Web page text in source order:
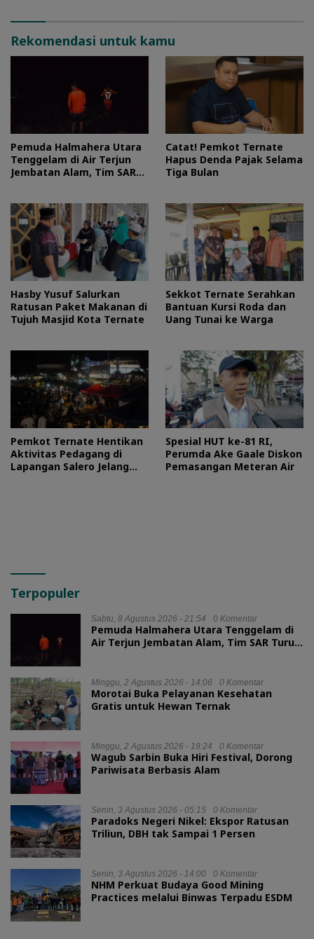
Rekomendasi untuk kamu
Pemuda Halmahera Utara
Tenggelam di Air Terjun
Jembatan Alam, Tim SAR
Catat! Pemkot Ternate
Hapus Denda Pajak Selama
Tiga Bulan
Hasby Yusuf Salurkan
Ratusan Paket Makanan di
Tujuh Masjid Kota Ternate
Sekkot Ternate Serahkan
Bantuan Kursi Roda dan
Uang Tunai ke Warga
Pemkot Ternate Hentikan
Aktivitas Pedagang di
Lapangan Salero Jelang
Spesial HUT ke-81 RI,
Perumda Ake Gaale Diskon
Pemasangan Meteran Air
Terpopuler
Sabtu, 8 Agustus 2026 - 21:54 0 Komentar
Pemuda Halmahera Utara Tenggelam di
Air Terjun Jembatan Alam, Tim SAR Turun
Minggu, 2 Agustus 2026 - 14:06 0 Komentar
Morotai Buka Pelayanan Kesehatan
Gratis untuk Hewan Ternak
Minggu, 2 Agustus 2026 - 19:24 0 Komentar
Wagub Sarbin Buka Hiri Festival, Dorong
Pariwisata Berbasis Alam
Senin, 3 Agustus 2026 - 05:15 0 Komentar
Paradoks Negeri Nikel: Ekspor Ratusan
Triliun, DBH tak Sampai 1 Persen
Senin, 3 Agustus 2026 - 14:00 0 Komentar
NHM Perkuat Budaya Good Mining
Practices melalui Binwas Terpadu ESDM